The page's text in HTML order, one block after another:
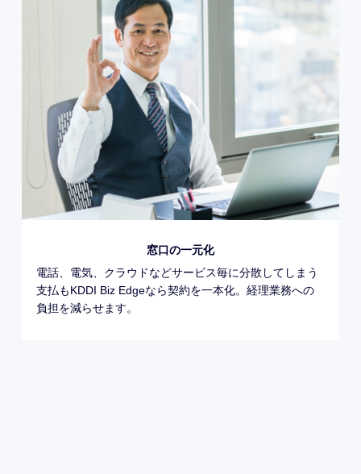
窓口の一元化
電話、電気、クラウドなどサービス毎に分散してしまう
支払もKDDI Biz Edgeなら契約を一本化。経理業務への
負担を減らせます。